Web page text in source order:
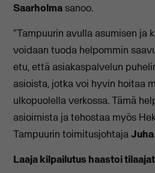
Saarholmasanoo.
“Tampuurin avulla asumisen ja
voidaan tuoda helpommin
etu, että asiakaspalvelun
asioista, jotka voi hyvin hoitaa
ulkopuolella verkossa. Tämä
asioimista ja tehostaa myös
Tampuurin toimitusjohtaja
Laaja kilpailutus haastoi